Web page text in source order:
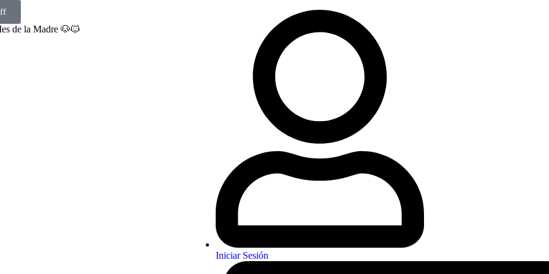
de la Madre 🐶🐱
Iniciar Sesión